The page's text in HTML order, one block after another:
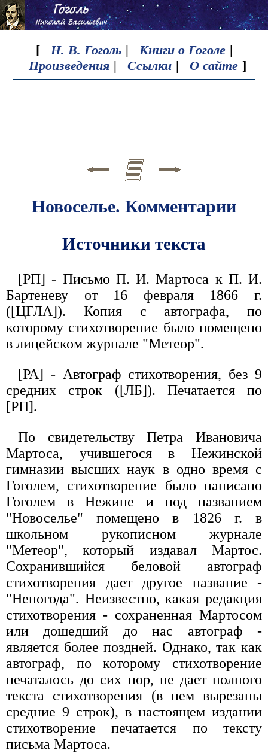
[ Н. В. Гоголь | Книги о Гоголе |
Произведения | Ссылки | О сайте ]
Новоселье. Комментарии
Источники текста
[РП] - Письмо П. И. Мартоса к П. И.
Бартеневу от 16 февраля 1866 г.
([ЦГЛА]). Копия с автографа, по
которому стихотворение было помещено
в лицейском журнале "Метеор".
[РА] - Автограф стихотворения, без 9
средних строк ([ЛБ]). Печатается по
[РП].
По свидетельству Петра Ивановича
Мартоса, учившегося в Нежинской
гимназии высших наук в одно время с
Гоголем, стихотворение было написано
Гоголем в Нежине и под названием
"Новоселье" помещено в 1826 г. в
школьном рукописном журнале
"Метеор", который издавал Мартос.
Сохранившийся беловой автограф
стихотворения дает другое название -
"Непогода". Неизвестно, какая редакция
стихотворения - сохраненная Мартосом
или дошедший до нас автограф -
является более поздней. Однако, так как
автограф, по которому стихотворение
печаталось до сих пор, не дает полного
текста стихотворения (в нем вырезаны
средние 9 строк), в настоящем издании
стихотворение печатается по тексту
письма Мартоса.